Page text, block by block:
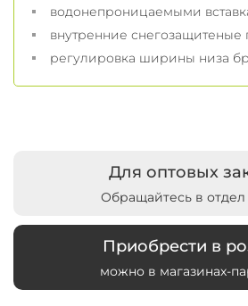
водонепроницаемыми
внутренние снегозащитеные
регулировка ширины низа
Для оптовых
Обращайтесь в
Приобрести в
можно в магазинах-